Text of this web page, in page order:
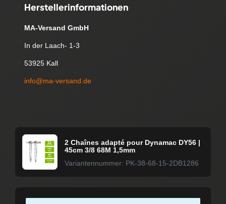
Herstellerinformationen
MA-Versand GmbH
In der Laach- 1-3
53925 Kall
info@ma-versand.de
2 Chaînes adapté pour Dynamac DY56 |
45cm 3/8 68M 1,5mm
Variantennummer: PK-38-68-15-2DB1286